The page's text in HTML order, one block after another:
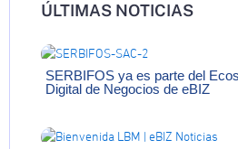
ÚLTIMAS NOTICIAS
SERBIFOS ya es parte del
Digital de Negocios de eBIZ